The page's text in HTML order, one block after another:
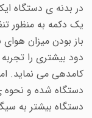
یک دکمه به منظور
باز بودن میزان
دود بیشتری را
کامدهی می نماید.
دستگاه شده و
دستگاه بیشتر به